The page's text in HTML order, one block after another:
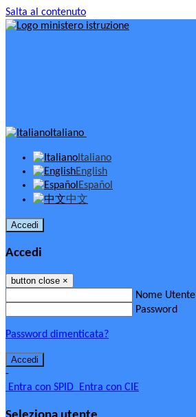
Salta al contenuto
Italiano
Italiano
English
Español
中文
Accedi
Accedi
button close ×
Nome Utente
Password
Password dimenticata?
-
Entra con SPID Entra con CIE